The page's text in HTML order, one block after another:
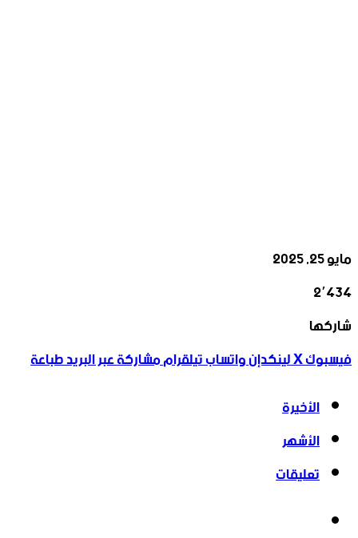
مايو 25, 2025
2٬434
فيسبوك
‫X
لينكدإن
واتساب
تيلقرام
شاركها
فيسبوك‫Xلينكدإنواتسابتيلقراممشاركة عبر البريدطباعة
الأخيرة
الأشهر
تعليقات